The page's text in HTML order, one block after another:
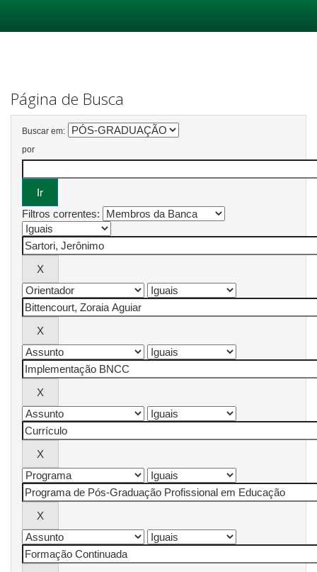
Página de Busca
Buscar em:
por
Filtros correntes: